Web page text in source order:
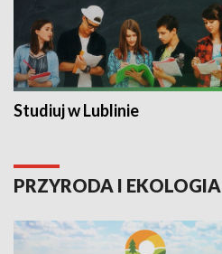
Studiuj w Lublinie
PRZYRODA I EKOLOGIA